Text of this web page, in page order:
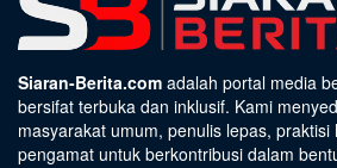
Siaran-Berita.com adalah portal media
bersifat terbuka dan inklusif. Kami
masyarakat umum, penulis lepas, praktisi
pengamat untuk berkontribusi dalam